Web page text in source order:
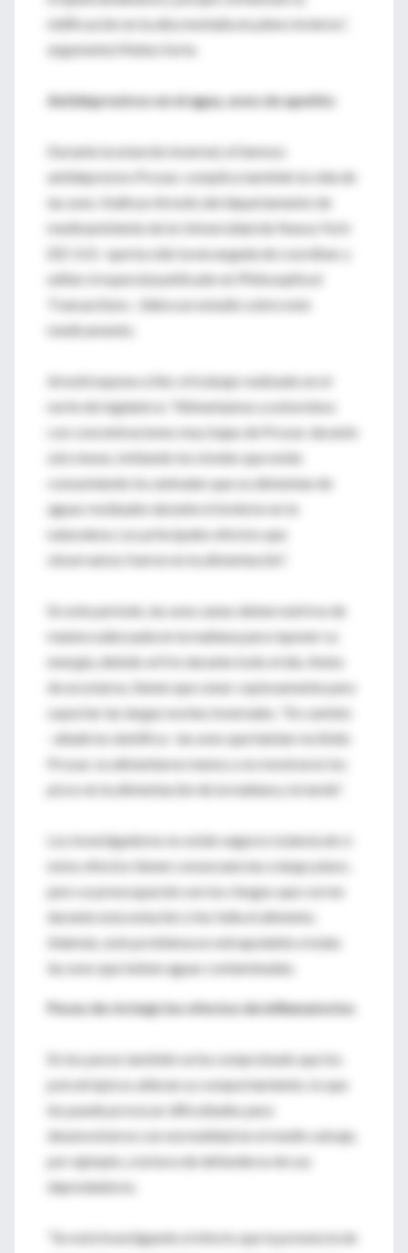
nidificación en la alta montaña en pleno invierno”,
argumenta Mateo Soria.
Antidepresivos en el agua, aves sin apetito
Durante la estación invernal, el famoso
antidepresivo Prozac complica también la vida de
las aves. Kathryn Arnold, del departamento de
medioambiente de la Universidad de Nueva York
(EE UU) –que ha sido la encargada de coordinar y
editar el especial publicado en Philosophical
Transactions–, lidera un estudio sobre este
medicamento.
Arnold expone a Sinc el trabajo realizado en el
norte de Inglaterra: “Alimentamos a estorninos
con concentraciones muy bajas de Prozac durante
seis meses, imitando los niveles que están
consumiendo los animales que se alimentan de
aguas residuales durante el invierno en la
naturaleza. Los principales efectos que
observamos fueron en la alimentación”.
En este período, las aves sanas deben nutrirse de
manera adecuada en la mañana para reponer su
energía, debido al frío durante todo el día. Antes
de acostarse, tienen que cenar copiosamente para
soportar las largas noches invernales. “En cambio
–añade la científica– las aves que habían recibido
Prozac se alimentaron menos y no mostraron los
picos en la alimentación de la mañana y la tarde”.
Los investigadores no están seguros todavía de si
estos efectos tienen consecuencias a largo plazo,
pero su preocupación son los riesgos que corren
durante esta estación si les falla el alimento.
Además, este problema es extrapolable a todas
las aves que beben aguas contaminadas.
Peces de río bajo los efectos de inflamatorios
En los peces también se ha comprobado que los
psicotrópicos alteran su comportamiento, lo que
les puede provocar dificultades para
desenvolverse con normalidad en el medio salvaje,
por ejemplo, a la hora de defenderse de sus
depredadores.
“Se está investigando el efecto que la presencia de